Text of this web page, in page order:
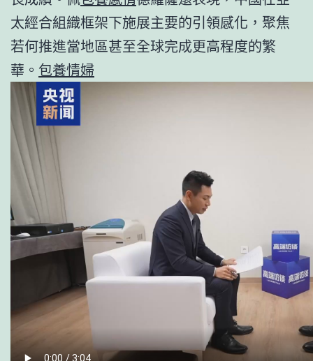
太經合組織框架下施展主要的引領感化，聚焦
若何推進當地區甚至全球完成更高程度的繁
華。 包養情婦